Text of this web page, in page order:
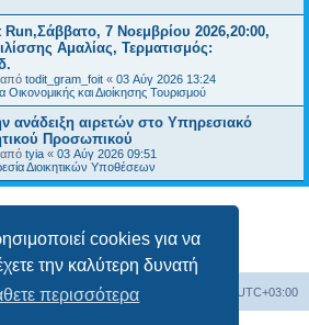
cookies για να
την καλύτερη δυνατή
περισσότερα
7 Νοεμβρίου 2026,20:00,
Αμαλίας, Τερματισμός:
από todit_gram_foit « 03 Αύγ 2026 13:24
Οικονομικής και Διοίκησης Τουρισμού
ανάδειξη αιρετών στο Υπηρεσιακό
Προσωπικού
από tyia « 03 Αύγ 2026 09:51
Διοικητικών Υποθέσεων
Όλοι οι χρόνοι είναι UTC+03:00
Διαγραφή cookies